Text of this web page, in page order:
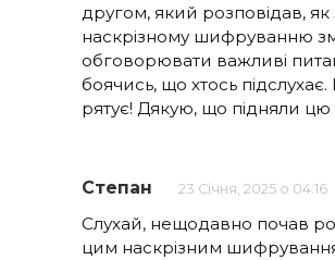
другом, який розповідав, як
наскрізному шифруванню
обговорювати важливі
боячись, що хтось
рятує! Дякую, що підняли цю
Степан 23 Січня, 2025 о 04:16
Слухай, нещодавно почав
цим наскрізним